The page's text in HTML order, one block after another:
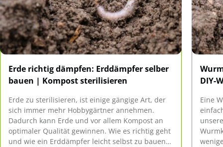
Erde richtig dämpfen: Erddämpfer selber
bauen | Kompost sterilisieren
Erde zu sterilisieren, ist einige gängige Art, der
sich immer mehr Hobbygärtner annehmen.
Dadurch kann Erde und vor allem Kompost an
optimaler Qualität gewinnen. Wie es richtig geht
und wie ein Erddämpfer leicht selbst zu bauen
DIY-
Eine